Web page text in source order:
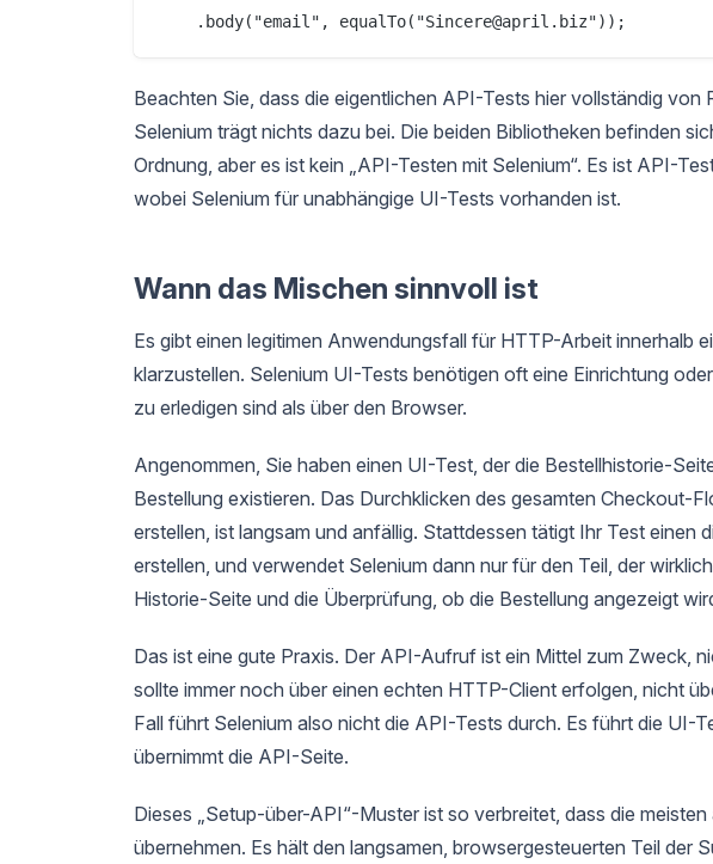
Beachten Sie, dass die eigentlichen API-Tests hier vollständig
Selenium trägt nichts dazu bei. Die beiden Bibliotheken befinden
Ordnung, aber es ist kein „API-Testen mit Selenium“. Es ist API-
wobei Selenium für unabhängige UI-Tests vorhanden ist.
Wann das Mischen sinnvoll ist
Es gibt einen legitimen Anwendungsfall für HTTP-Arbeit innerhalb
klarzustellen. Selenium UI-Tests benötigen oft eine Einrichtung
zu erledigen sind als über den Browser.
Angenommen, Sie haben einen UI-Test, der die Bestellhistorie-
Bestellung existieren. Das Durchklicken des gesamten Checkout-
erstellen, ist langsam und anfällig. Stattdessen tätigt Ihr Test einen
erstellen, und verwendet Selenium dann nur für den Teil, der
Historie-Seite und die Überprüfung, ob die Bestellung angezeigt
Das ist eine gute Praxis. Der API-Aufruf ist ein Mittel zum Zweck,
sollte immer noch über einen echten HTTP-Client erfolgen, nicht
Fall führt Selenium also nicht die API-Tests durch. Es führt die UI-
übernimmt die API-Seite.
Dieses „Setup-über-API“-Muster ist so verbreitet, dass die
übernehmen. Es hält den langsamen, browsergesteuerten Teil der